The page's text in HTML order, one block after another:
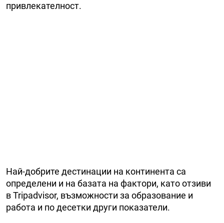
привлекателност.
Най-добрите дестинации на континента са
определени и на базата на фактори, като отзиви
в Tripadvisor, възможности за образование и
работа и по десетки други показатели.